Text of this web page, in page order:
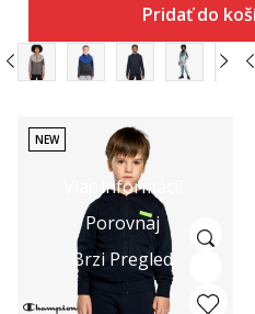
Pridať do
Viac informácií
Porovnaj
Brzi Pregled
NEW